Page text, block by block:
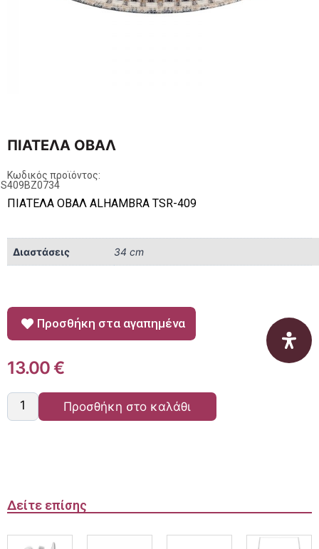
ΠΙΑΤΕΛΑ ΟΒΑΛ
Κωδικός προϊόντος:
ΠΙΑΤΕΛΑ ΟΒΑΛ ALHAMBRA TSR-409
Διαστάσεις 34 cm
Προσθήκη στα αγαπημένα
13.00€
Προσθήκη στο καλάθι
Δείτε επίσης